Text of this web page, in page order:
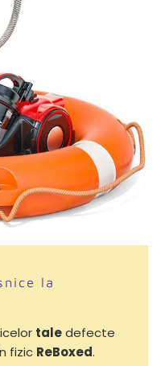
la
taledefecte
fizic ReBoxed.